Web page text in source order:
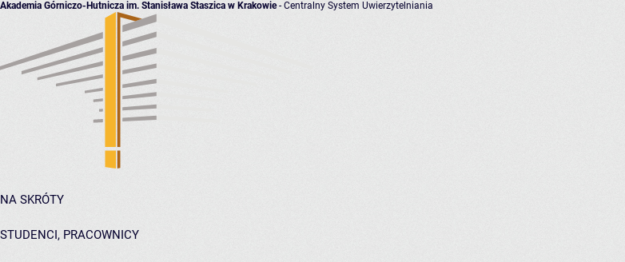
Akademia Górniczo-Hutnicza im. Stanisława Staszica w Krakowie- Centralny System Uwierzytelniania
NA SKRÓTY
STUDENCI, PRACOWNICY